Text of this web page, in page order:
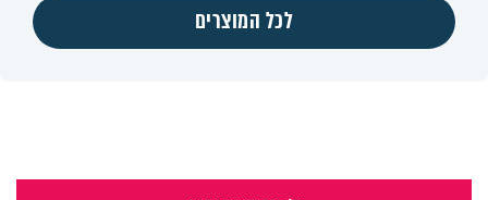
לכל המוצרים